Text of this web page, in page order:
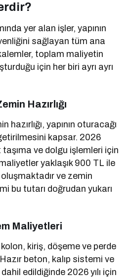
yer alan işler, yapının
sağlayan tüm ana
toplam maliyetin
için her biri ayrı ayrı
Hazırlığı
hazırlığı, yapının oturacağı
kapsar. 2026
taşıma ve dolgu işlemleri için
yaklaşık 900 TL ile
ve zemin
bu tutarı doğrudan yukarı
Maliyetleri
kiriş, döşeme ve perde
beton, kalıp sistemi ve
edildiğinde 2026 yılı için